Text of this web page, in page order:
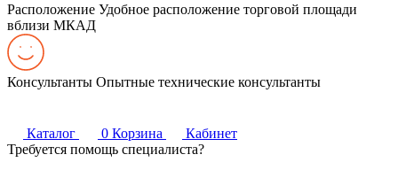
Расположение Удобное расположение торговой площади
вблизи МКАД
Консультанты Опытные технические консультанты
Каталог 0 Корзина
Кабинет
Требуется помощь специалиста?